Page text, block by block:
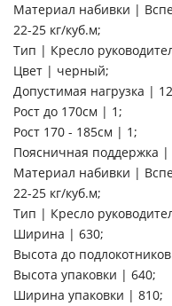
Материал набивки |
22-25 кг/куб.м;
Тип | Кресло
Цвет | черный;
Допустимая нагрузка |
Рост до 170см | 1;
Рост 170 - 185см | 1;
Поясничная поддержка |
Материал набивки |
22-25 кг/куб.м;
Тип | Кресло
Ширина | 630;
Высота до
Высота упаковки | 640;
Ширина упаковки | 810;